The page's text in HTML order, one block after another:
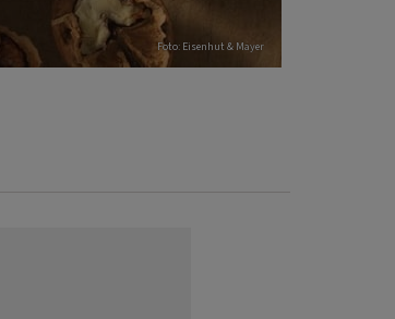
Foto: Eisenhut & Mayer